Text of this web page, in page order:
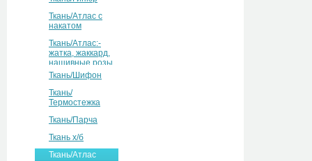
Ткань/Атлас с
накатом
Ткань/Атлас:-
жатка, жаккард,
нашивные розы
Ткань/Шифон
Ткань/
Термостежка
Ткань/Парча
Ткань х/б
Ткань/Атлас